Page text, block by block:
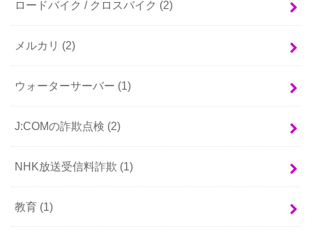
ロードバイク / クロスバイク (2)
メルカリ (2)
ウォーターサーバー (1)
J:COMの詐欺点検 (2)
NHK放送受信料詐欺 (1)
教育 (1)